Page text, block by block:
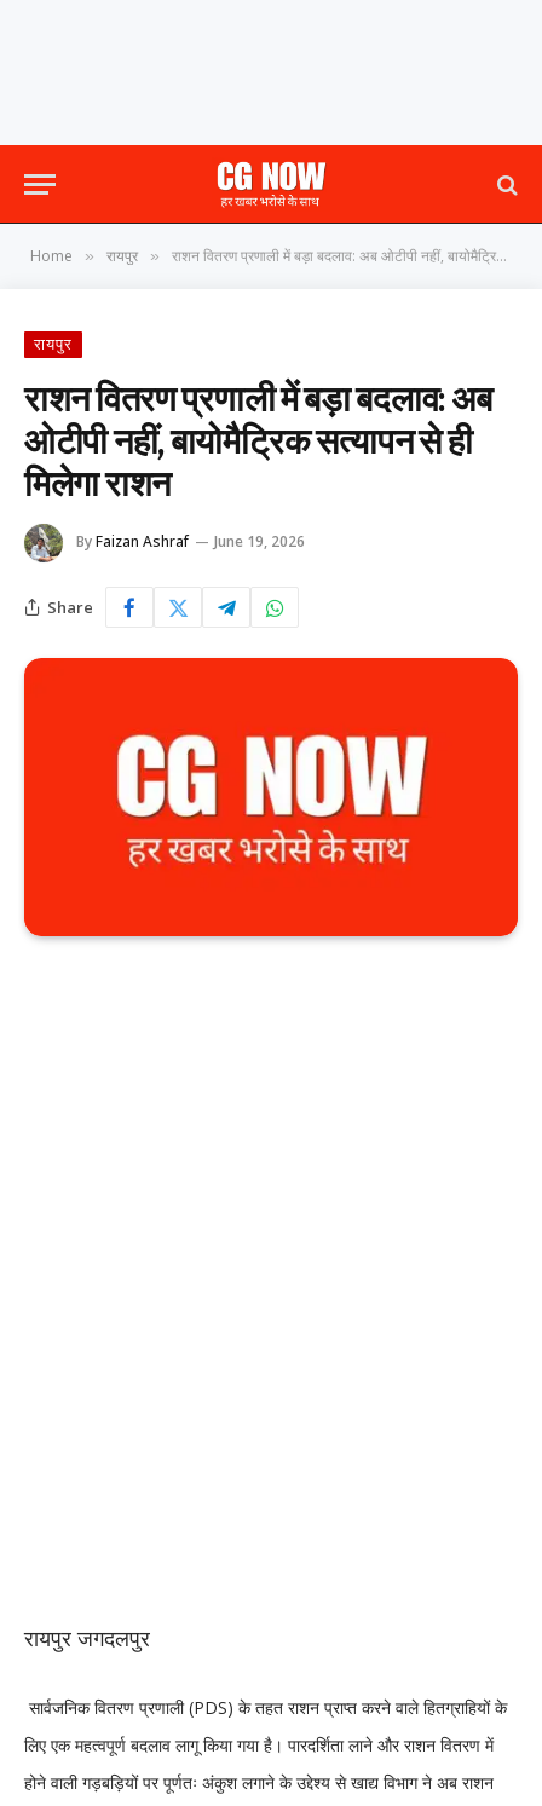
Home » रायपुर » राशन वितरण प्रणाली में बड़ा बदलाव: अब ओटीपी नहीं, बायोमैट्रिक सत्यापन से ही मिलेगा राशन
रायपुर
राशन वितरण प्रणाली में बड़ा बदलाव: अब
ओटीपी नहीं, बायोमैट्रिक सत्यापन से ही
मिलेगा राशन
ByFaizan Ashraf June 19, 2026
Share
रायपुर जगदलपुर
सार्वजनिक वितरण प्रणाली (PDS) के तहत राशन प्राप्त करने वाले हितग्राहियों के
लिए एक महत्वपूर्ण बदलाव लागू किया गया है। पारदर्शिता लाने और राशन वितरण में
होने वाली गड़बड़ियों पर पूर्णतः अंकुश लगाने के उद्देश्य से खाद्य विभाग ने अब राशन